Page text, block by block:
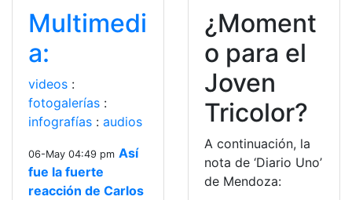
Multimedi
a:
videos :
fotogalerías :
infografías : audios
06-May 04:49 pm Así
fue la fuerte
reacción de Carlos
¿Moment
o para el
Joven
Tricolor?
A continuación, la
nota de ‘Diario Uno’
de Mendoza: